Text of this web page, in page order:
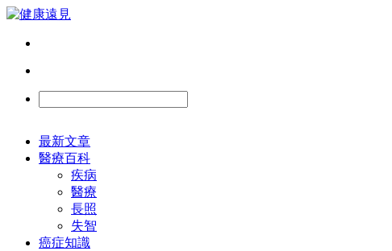
最新文章
醫療百科
疾病
醫療
長照
失智
癌症知識